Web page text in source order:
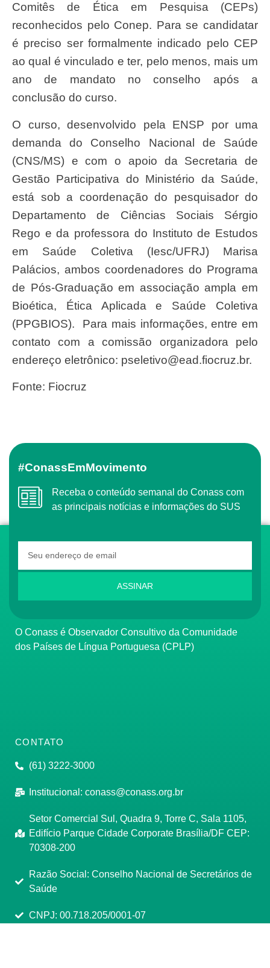
Comitês de Ética em Pesquisa (CEPs)
reconhecidos pelo Conep. Para se candidatar
é preciso ser formalmente indicado pelo CEP
ao qual é vinculado e ter, pelo menos, mais um
ano de mandato no conselho após a
conclusão do curso.
O curso, desenvolvido pela ENSP por uma
demanda do Conselho Nacional de Saúde
(CNS/MS) e com o apoio da Secretaria de
Gestão Participativa do Ministério da Saúde,
está sob a coordenação do pesquisador do
Departamento de Ciências Sociais Sérgio
Rego e da professora do Instituto de Estudos
em Saúde Coletiva (Iesc/UFRJ) Marisa
Palácios, ambos coordenadores do Programa
de Pós-Graduação em associação ampla em
Bioética, Ética Aplicada e Saúde Coletiva
(PPGBIOS). Para mais informações, entre em
contato com a comissão organizadora pelo
endereço eletrônico: pseletivo@ead.fiocruz.br.
Fonte: Fiocruz
#ConassEmMovimento
Receba o conteúdo semanal do Conass com
as principais notícias e informações do SUS
ASSINAR
O Conass é Observador Consultivo da Comunidade
dos Países de Língua Portuguesa (CPLP)
CONTATO
(61) 3222-3000
Institucional: conass@conass.org.br
Setor Comercial Sul, Quadra 9, Torre C, Sala 1105,
Edifício Parque Cidade Corporate Brasília/DF CEP:
70308-200
Razão Social: Conselho Nacional de Secretários de
Saúde
CNPJ: 00.718.205/0001-07